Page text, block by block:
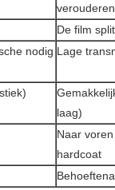
verouderen
De film
nodig Lage
laag)
Naar
hardcoat